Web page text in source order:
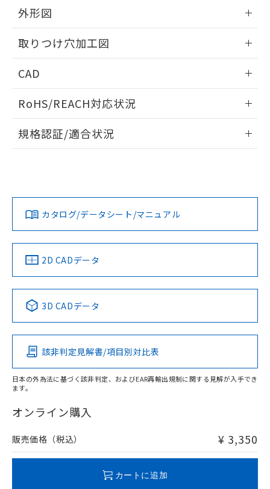
外形図
取りつけ穴加工図
CAD
ドすることができます。
ログイン/会員登録
ダウンロードデータをご利用いただく前に、以下を必ずお読
みください。
ソフトウェアの使用条件
RoHS/REACH対応状況
EU RoHS 注意事項・凡例
対応済み
中国 RoHS 注意事項・凡例
Pb Hg Cd Cr(VI)
O
在庫等で未対応品が混在する可能性があります。
問い合わせください。
規格認証/適合状況
カタログ/データシート/マニュアル
2D CADデータ
3D CADデータ
該非判定見解書/項目別対比表
日本の外為法に基づく該非判定、およびEAR再輸出規制に関する見解が入手でき
ます。
オンライン購入
販売価格（税込） ¥ 3,350
カートに追加